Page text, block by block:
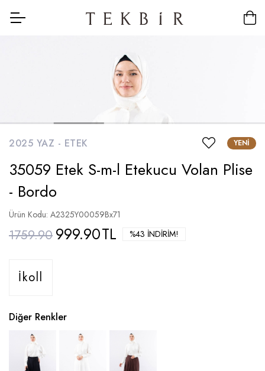
2025 YAZ - ETEK YENI
35059 Etek S-m-l Etekucu Volan Plise
- Bordo
Ürün Kodu: A2325Y00059Bx71
1759.90 999.90TL %43 İNDIRIM!
İkoll
Diğer Renkler